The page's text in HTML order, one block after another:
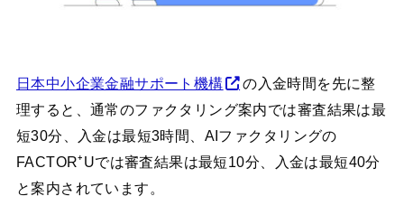
日本中小企業金融サポート機構
の入金時間を先に整
理すると、通常のファクタリング案内では審査結果は最
短30分、入金は最短3時間、AIファクタリングの
FACTOR⁺Uでは審査結果は最短10分、入金は最短40分
と案内されています。